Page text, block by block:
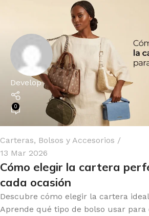
Develop
0
Carteras, Bolsos y Accesorios
13 Mar 2026
Cómo elegir la cartera
cada ocasión
Descubre cómo elegir la cartera
Aprende qué tipo de bolso usar para